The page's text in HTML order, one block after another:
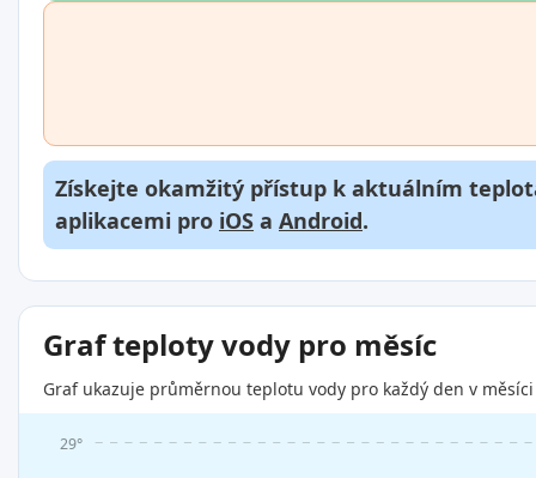
Získejte okamžitý přístup k aktuálním
aplikacemi pro iOS a Android.
Graf teploty vody pro měsíc
Graf ukazuje průměrnou teplotu vody pro každý den v
29°